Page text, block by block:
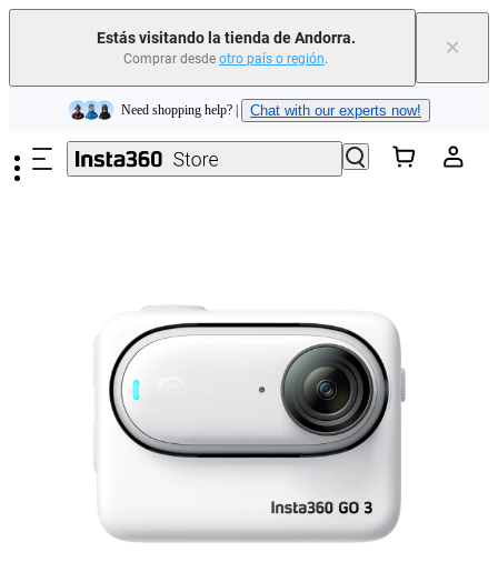
Estás visitando la tienda de Andorra.
Comprar desde otro país o región. ×
Saltar al contenido principal
Insta360 Luna Ultra |Ya disponible| Envío gratuito
Need shopping help? | Chat with our experts now!
Insta360 Luna Ultra | | Envío gratuito